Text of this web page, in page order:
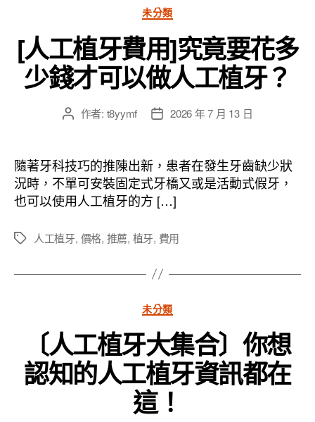
分
類
未分類
[人工植牙費用]究竟要花多
少錢才可以做人工植牙？
文
者
作者: t8yymf
文
佈
日
期
2026 年 7 月 13 日
隨著牙科技巧的推陳出新，患者在發生牙齒缺少狀
況時，不單可安裝固定式牙橋又或是活動式假牙，
也可以使用人工植牙的方 […]
標
人工植牙, 價格, 推薦, 植牙, 費用
分
類
未分類
〔人工植牙大集合〕你想
認知的人工植牙資訊都在
這！